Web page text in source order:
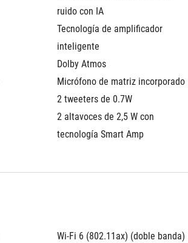
ruido con IA
Tecnología de amplificador
inteligente
Dolby Atmos
Micrófono de matriz incorporado
2 tweeters de 0.7W
2 altavoces de 2,5 W con
tecnología Smart Amp
Wi-Fi 6 (802.11ax) (doble banda)